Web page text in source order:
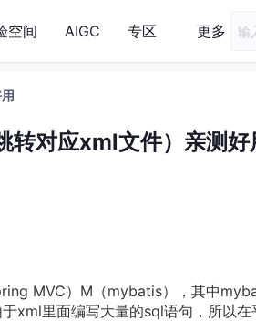
空间 AIGC 专区 更多
对应xml文件）亲测好
MVC）M（mybatis），其中
xml里面编写大量的sql语句，所以在